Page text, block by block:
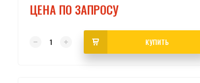
ЦЕНА ПО ЗАПРОСУ
КУПИТЬ